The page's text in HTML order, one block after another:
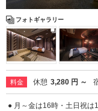
フォトギャラリー
料金 休憩 3,280 円 ～
● 月～金は16時・土日祝は